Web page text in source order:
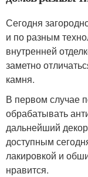
Сегодня
и по разным
внутренней
заметно
камня.
В первом случае
обрабатывать
дальнейший
доступным
лакировкой и
нравится.